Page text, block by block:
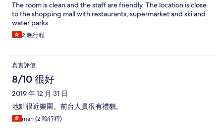
The room is clean and the staff are friendly. The location is close
to the shopping mall with restaurants, supermarket and ski and
water parks.
2 晚行程
真實評價
8/10 很好
2019 年 12 月 31 日
地點很近樂園。前台人員很有禮貌。
man (2 晚行程)